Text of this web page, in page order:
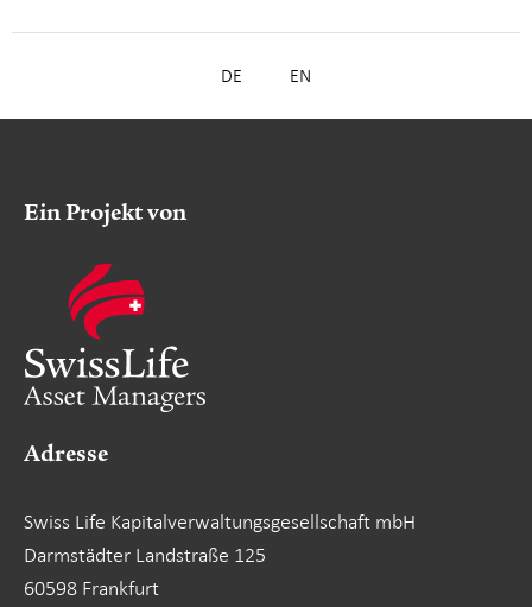
DE EN
Ein Projekt von
Adresse
Swiss Life Kapitalverwaltungsgesellschaft mbH
Darmstädter Landstraße 125
60598 Frankfurt